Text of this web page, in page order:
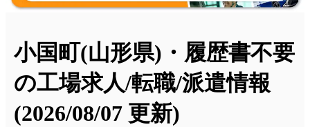
小国町(山形県)・履歴書不要
の工場求人/転職/派遣情報
(2026/08/07 更新)